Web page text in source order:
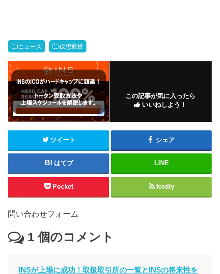
ニュース 仮想通貨
この記事が気に入ったら
いいねしよう！
ツイート シェア
はてブ LINE
Pocket feedly
問い合わせフォーム
1 個のコメント
INSが上場に成功！取扱取引所の一覧とINSの将来性を